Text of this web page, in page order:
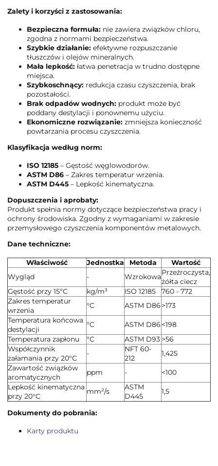
Zalety i korzyści z zastosowania:
Bezpieczna formuła: nie zawiera związków chloru,
zgodna z normami bezpieczeństwa.
Szybkie działanie: efektywne rozpuszczanie
tłuszczów i olejów mineralnych.
Mała lepkość: łatwa penetracja w trudno dostępne
miejsca.
Szybkoschnący: redukcja czasu czyszczenia, brak
pozostałości.
Brak odpadów wodnych: produkt może być
poddany destylacji i ponownemu użyciu.
Ekonomiczne rozwiązanie: zmniejsza konieczność
powtarzania procesu czyszczenia.
Klasyfikacja według norm:
ISO 12185 – Gęstość węglowodorów.
ASTM D86 – Zakres temperatur wrzenia.
ASTM D445 – Lepkość kinematyczna.
Dopuszczenia i aprobaty:
Produkt spełnia normy dotyczące bezpieczeństwa pracy i
ochrony środowiska. Zgodny z wymaganiami w zakresie
przemysłowego czyszczenia komponentów metalowych.
Dane techniczne:
Właściwość Jednostka Metoda
Wartość
Wygląd
- WzrokowaPrzeźroczysta,
żółta ciecz
Gęstość przy 15ºC
kg/m³ ISO 12185
760 - 772
Zakres temperatur
wrzenia
°C ASTM D86 >173
Temperatura końcowa
destylacji
°C ASTM D86 <198
Temperatura zapłonu
°C ASTM D93 >56
Współczynnik
załamania przy 20°C
-
NFT 60-
212
1,425
Zawartość związków
aromatycznych
ppm -
<100
Lepkość kinematyczna
przy 20°C
mm²/s
ASTM
D445
1,5
Dokumenty do pobrania:
Karty produktu